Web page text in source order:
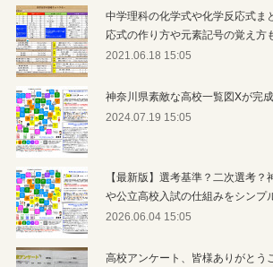
中学理科の化学式や化学反応式ま
応式の作り方や元素記号の覚え方
2021.06.18 15:05
神奈川県素敵な高校一覧図Xが完
2024.07.19 15:05
【最新版】選考基準？二次選考
や公立高校入試の仕組みをシンプ
2026.06.04 15:05
高校アンケート、皆様ありがとう